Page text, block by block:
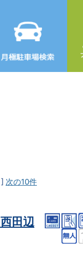
次の10件
田辺